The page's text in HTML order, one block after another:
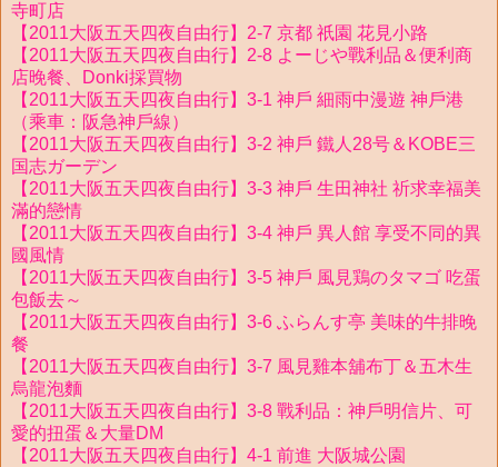
寺町店
【2011大阪五天四夜自由行】2-7 京都 祇園 花見小路
【2011大阪五天四夜自由行】2-8 よーじや戰利品＆便利商
店晚餐、Donki採買物
【2011大阪五天四夜自由行】3-1 神戶 細雨中漫遊 神戶港
（乘車：阪急神戶線）
【2011大阪五天四夜自由行】3-2 神戶 鐵人28号＆KOBE三
国志ガーデン
【2011大阪五天四夜自由行】3-3 神戶 生田神社 祈求幸福美
滿的戀情
【2011大阪五天四夜自由行】3-4 神戶 異人館 享受不同的異
國風情
【2011大阪五天四夜自由行】3-5 神戶 風見鶏のタマゴ 吃蛋
包飯去～
【2011大阪五天四夜自由行】3-6 ふらんす亭 美味的牛排晚
餐
【2011大阪五天四夜自由行】3-7 風見雞本舖布丁＆五木生
烏龍泡麵
【2011大阪五天四夜自由行】3-8 戰利品：神戶明信片、可
愛的扭蛋＆大量DM
【2011大阪五天四夜自由行】4-1 前進 大阪城公園